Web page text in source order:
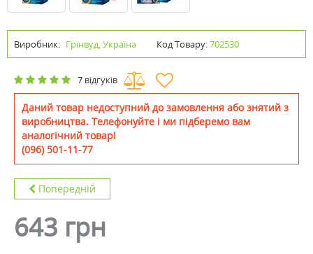
Виробник: Грінвуд, Україна Код Товару:702530
7 відгуків
Даний товар недоступний до замовлення або знятий з
виробництва. Телефонуйте і ми підберемо вам
аналогічний товар!
(096) 501-11-77
Попередній
643 грн